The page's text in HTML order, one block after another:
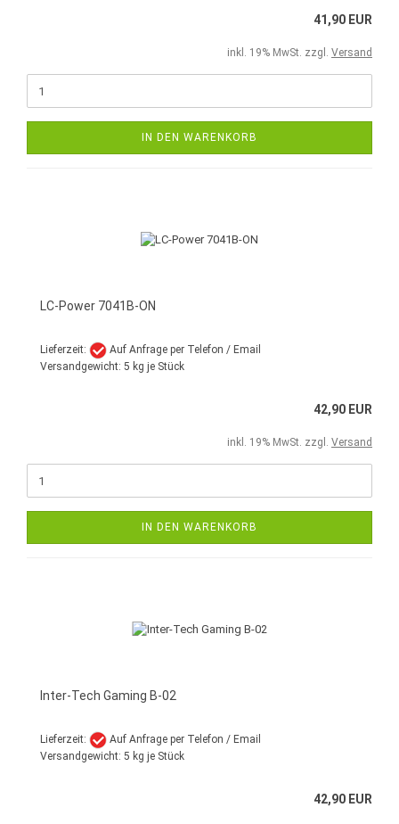
41,90 EUR
inkl. 19% MwSt. zzgl. Versand
IN DEN WARENKORB
LC-Power 7041B-ON
Lieferzeit:
Auf Anfrage per Telefon / Email
Versandgewicht: 5 kg je Stück
42,90 EUR
inkl. 19% MwSt. zzgl. Versand
IN DEN WARENKORB
Inter-Tech Gaming B-02
Lieferzeit:
Auf Anfrage per Telefon / Email
Versandgewicht: 5 kg je Stück
42,90 EUR